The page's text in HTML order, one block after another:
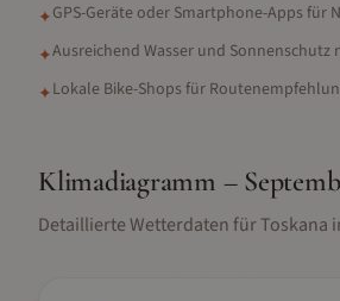
✦GPS-Geräte oder Smartphone-Apps für
✦Ausreichend Wasser und Sonnenschutz
✦Lokale Bike-Shops für
Klimadiagramm –
Detaillierte Wetterdaten fürToskana